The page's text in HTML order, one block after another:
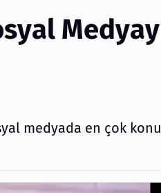
medyada en çok